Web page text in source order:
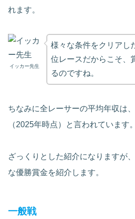
れます。
イッカー先生
様々な条件をクリアし
位レースだからこそ、
るのですね。
ちなみに全レーサーの平均年収は
（2025年時点）と言われています。
ざっくりとした紹介になりますが
な優勝賞金を紹介します。
一般戦